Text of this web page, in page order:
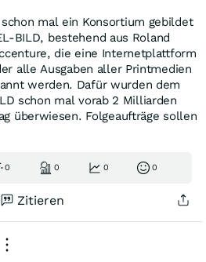
mal ein Konsortium gebildet
BILD, bestehend aus Roland
die eine Internetplattform
alle Ausgaben aller Printmedien
werden. Dafür wurden dem
schon mal vorab 2 Milliarden
überwiesen. Folgeaufträge sollen
0 0 0 0
Zitieren